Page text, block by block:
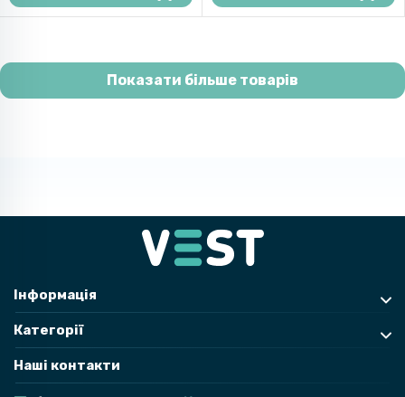
Показати більше товарів
Інформація
Категорії
Наші контакти